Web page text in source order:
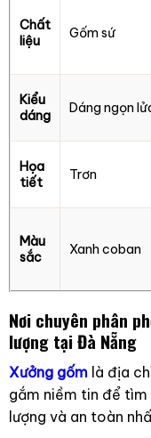
Chất
liệu
Gốm sứ
Kiểu
dáng
Dáng ngọn
Họa
tiết
Trơn
Màu
sắc
Xanh coban
Nơi chuyên phân
lượng tại Đà Nẵng
Xưởng gốmlà địa
gắm niềm tin để
lượng và an toàn